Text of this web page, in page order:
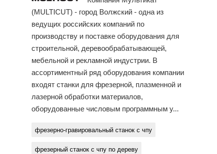
(MULTICUT) - город Волжский - одна из
ведущих российских компаний по
производству и поставке оборудования для
строительной, деревообрабатывающей,
мебельной и рекламной индустрии. В
ассортиментный ряд оборудования компании
входят станки для фрезерной, плазменной и
лазерной обработки материалов,
оборудованные числовым программным у...
фрезерно-гравировальный станок с чпу
фрезерный станок с чпу по дереву